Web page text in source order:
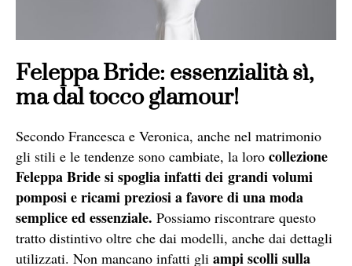
Feleppa Bride: essenzialità sì,
ma dal tocco glamour!
Secondo Francesca e Veronica, anche nel matrimonio
gli stili e le tendenze sono cambiate, la loro collezione
Feleppa Bride si spoglia infatti dei grandi volumi
pomposi e ricami preziosi a favore di una moda
semplice ed essenziale. Possiamo riscontrare questo
tratto distintivo oltre che dai modelli, anche dai dettagli
utilizzati. Non mancano infatti gli ampi scolli sulla